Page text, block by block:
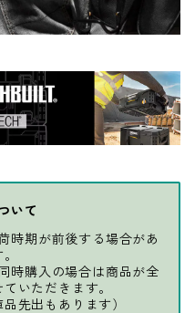
いて
時期が前後する場合があ
時購入の場合は商品が全
いただきます。
先出もあります）